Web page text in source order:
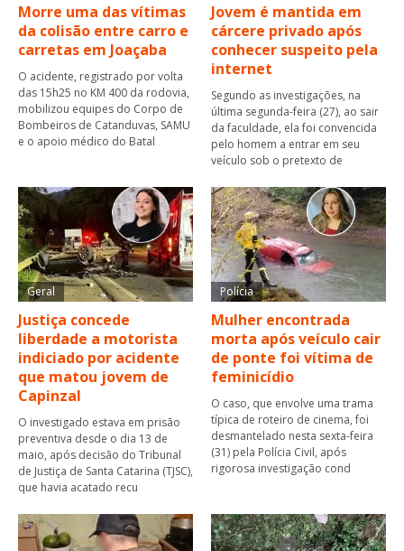
Morre uma das vítimas
da colisão entre carro e
carretas em Joaçaba
O acidente, registrado por volta
das 15h25 no KM 400 da rodovia,
mobilizou equipes do Corpo de
Bombeiros de Catanduvas, SAMU
e o apoio médico do Batal
Jovem é mantida em
cárcere privado após
conhecer suspeito pela
internet
Segundo as investigações, na
última segunda-feira (27), ao sair
da faculdade, ela foi convencida
pelo homem a entrar em seu
veículo sob o pretexto de
Geral
Justiça concede
liberdade a motorista
indiciado por acidente
que matou jovem de
Capinzal
O investigado estava em prisão
preventiva desde o dia 13 de
maio, após decisão do Tribunal
de Justiça de Santa Catarina (TJSC),
que havia acatado recu
Polícia
Mulher encontrada
morta após veículo cair
de ponte foi vítima de
feminicídio
O caso, que envolve uma trama
típica de roteiro de cinema, foi
desmantelado nesta sexta-feira
(31) pela Polícia Civil, após
rigorosa investigação cond